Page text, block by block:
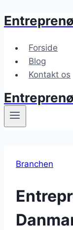
Fortsæt
indholdForside
Blog
Kontakt os
Branchen